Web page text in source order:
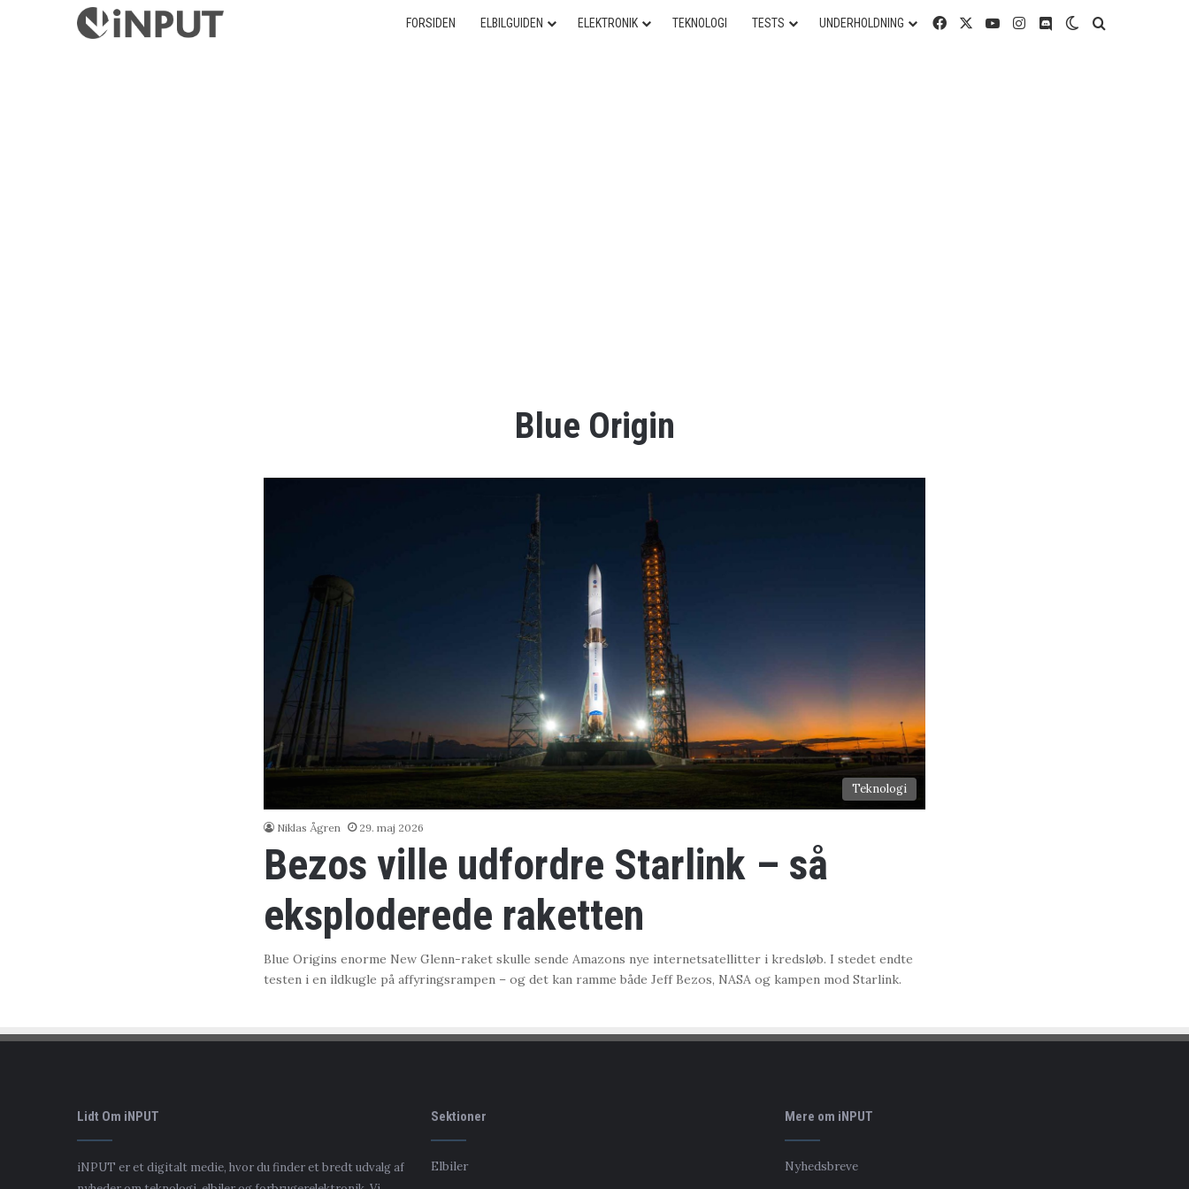
FORSIDEN ELBILGUIDEN ELEKTRONIK TEKNOLOGI TESTS UNDERHOLDNING Facebook YouTubeInstagram
DiscordSwitch skin
Blue Origin
Teknologi
Niklas Ågren 29. maj 2026
Bezos ville udfordre Starlink – så
eksploderede raketten
Blue Origins enorme New Glenn-raket skulle sende Amazons nye internetsatellitter i kredsløb. I stedet endte
testen i en ildkugle på affyringsrampen – og det kan ramme både Jeff Bezos, NASA og kampen mod Starlink.
Lidt Om iNPUT
iNPUT er et digitalt medie, hvor du finder et bredt udvalg af
Sektioner
Elbiler
Mere om iNPUT
Nyhedsbreve